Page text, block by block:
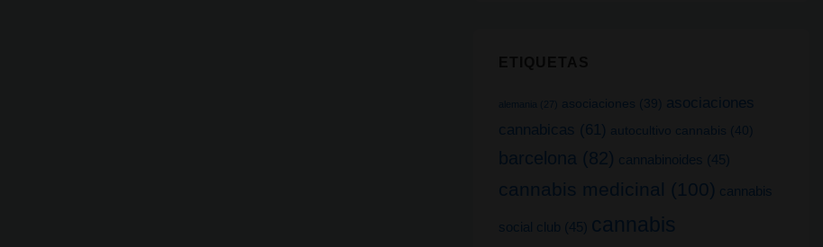
alemania (27) asociaciones (39)
asociaciones
cannabicas (61) autocultivo cannabis (40)
barcelona (82) cannabinoides (45)
cannabis medicinal (100) cannabis
social club (45) cannabis